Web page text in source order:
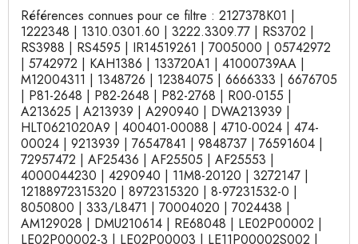
Références connues pour ce filtre : 2127378K01 |
1222348 | 1310.0301.60 | 3222.3309.77 | RS3702 |
RS3988 | RS4595 | IR14519261 | 7005000 | 05742972
| 5742972 | KAH1386 | 133720A1 | 41000739AA |
M12004311 | 1348726 | 12384075 | 6666333 | 6676705
| P81-2648 | P82-2648 | P82-2768 | R00-0155 |
A213625 | A213939 | A290940 | DWA213939 |
HLT0621020A9 | 400401-00088 | 4710-0024 | 474-
00024 | 9213939 | 76547841 | 9848737 | 76591604 |
72957472 | AF25436 | AF25505 | AF25553 |
4000044230 | 4290940 | 11M8-20120 | 3272147 |
12188972315320 | 8972315320 | 8-97231532-0 |
8050800 | 333/L8471 | 70004020 | 7024438 |
AM129028 | DMU210614 | RE68048 | LE02P00002 |
LE02P00002-3 | LE02P00003 | LE11P00002S002 |